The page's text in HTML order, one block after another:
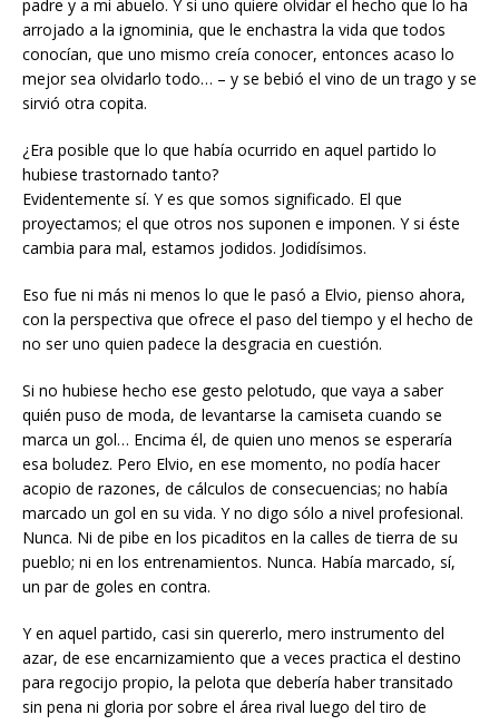
padre y a mi abuelo. Y si uno quiere olvidar el hecho que lo ha
arrojado a la ignominia, que le enchastra la vida que todos
conocían, que uno mismo creía conocer, entonces acaso lo
mejor sea olvidarlo todo… – y se bebió el vino de un trago y se
sirvió otra copita.
¿Era posible que lo que había ocurrido en aquel partido lo
hubiese trastornado tanto?
Evidentemente sí. Y es que somos significado. El que
proyectamos; el que otros nos suponen e imponen. Y si éste
cambia para mal, estamos jodidos. Jodidísimos.
Eso fue ni más ni menos lo que le pasó a Elvio, pienso ahora,
con la perspectiva que ofrece el paso del tiempo y el hecho de
no ser uno quien padece la desgracia en cuestión.
Si no hubiese hecho ese gesto pelotudo, que vaya a saber
quién puso de moda, de levantarse la camiseta cuando se
marca un gol… Encima él, de quien uno menos se esperaría
esa boludez. Pero Elvio, en ese momento, no podía hacer
acopio de razones, de cálculos de consecuencias; no había
marcado un gol en su vida. Y no digo sólo a nivel profesional.
Nunca. Ni de pibe en los picaditos en la calles de tierra de su
pueblo; ni en los entrenamientos. Nunca. Había marcado, sí,
un par de goles en contra.
Y en aquel partido, casi sin quererlo, mero instrumento del
azar, de ese encarnizamiento que a veces practica el destino
para regocijo propio, la pelota que debería haber transitado
sin pena ni gloria por sobre el área rival luego del tiro de